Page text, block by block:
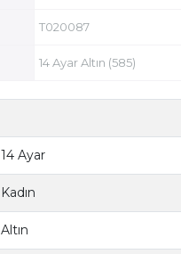
T020087
14 Ayar Altın (585)
14 Ayar
Kadın
Altın